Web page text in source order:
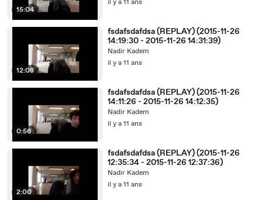
15:04
il y a 11 ans
12:08
fsdafsdafdsa (REPLAY) (2015-11-26
14:19:30 - 2015-11-26 14:31:39)
Nadir Kadem
il y a 11 ans
0:56
fsdafsdafdsa (REPLAY) (2015-11-26
14:11:26 - 2015-11-26 14:12:35)
Nadir Kadem
il y a 11 ans
2:00
fsdafsdafdsa (REPLAY) (2015-11-26
12:35:34 - 2015-11-26 12:37:36)
Nadir Kadem
il y a 11 ans